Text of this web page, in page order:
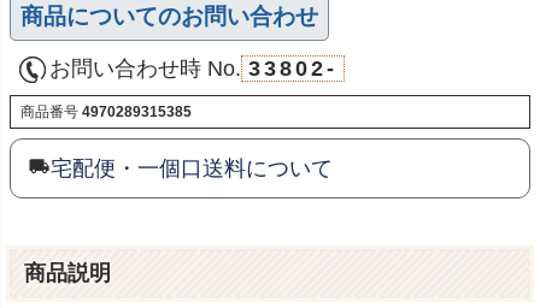
商品についてのお問い合わせ
お問い合わせ時 No. 33802-
商品番号 4970289315385
宅配便・一個口送料について
商品説明